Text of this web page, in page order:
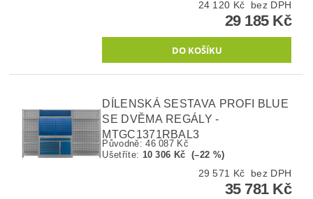
24 120 Kč bez DPH
29 185 Kč
DÍLENSKÁ SESTAVA PROFI BLUE
SE DVĚMA REGÁLY -
MTGC1371RBAL3
Původně:46 087 Kč
Ušetříte: 10 306 Kč (–22 %)
29 571 Kč bez DPH
35 781 Kč